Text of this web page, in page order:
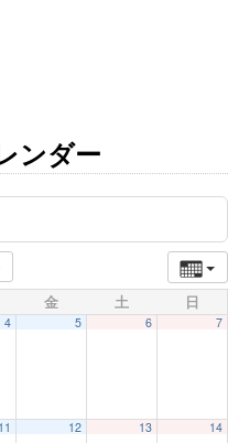
ンダー
金 土 日
4 5 6 7
11 12 13 14